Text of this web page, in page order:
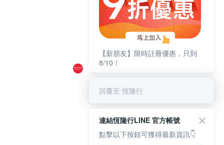
【新朋友】限時註冊優惠，只到
8/10！
回覆至 恆隆行
連結恆隆行LINE 官方帳號
點擊以下按鈕可獲得最新資訊👇